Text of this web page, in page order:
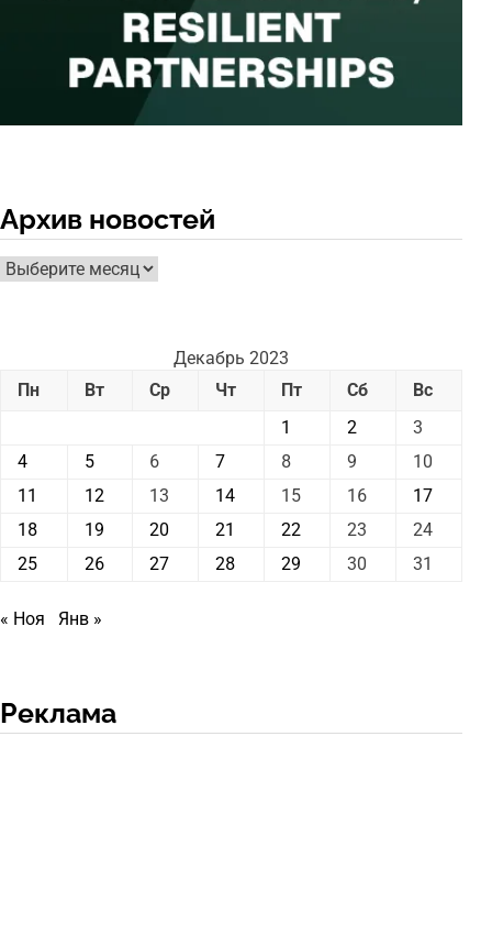
Архив новостей
Архив
новостей
Декабрь 2023
Пн
Вт Ср Чт Пт Сб
Вс
1
2
3
4
5 6 7 8 9
10
11
12 13 14 15 16
17
18
19 20 21 22 23
24
25
26 27 28 29 30 31
« Ноя Янв »
Реклама